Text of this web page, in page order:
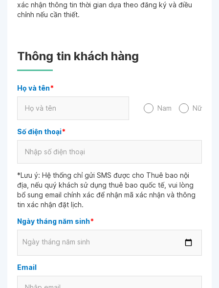
xác nhận thông tin thời gian dựa theo đăng ký và điều
chỉnh nếu cần thiết.
Thông tin khách hàng
Họ và tên*
Nam Nữ
Số điện thoại*
*Lưu ý: Hệ thống chỉ gửi SMS được cho Thuê bao nội
địa, nếu quý khách sử dụng thuê bao quốc tế, vui lòng
bổ sung email chính xác để nhận mã xác nhận và thông
tin xác nhận đặt lịch.
Ngày tháng năm sinh*
Ngày tháng năm sinh
Email